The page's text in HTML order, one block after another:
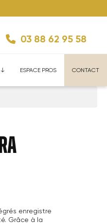
03 88 62 95 58
ESPACE PROS CONTACT
enregistre
Grâce à la